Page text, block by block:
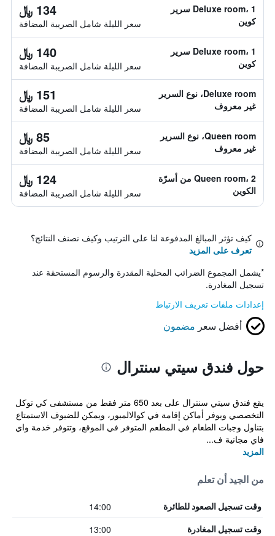
Deluxe room، 1 سرير
كوين
134 ﷼
سعر الليلة شامل الصريبة المضافة
Deluxe room، 1 سرير
كوين
140 ﷼
سعر الليلة شامل الصريبة المضافة
Deluxe room، نوع السرير
غير معروف
151 ﷼
سعر الليلة شامل الصريبة المضافة
Queen room، نوع السرير
غير معروف
85 ﷼
سعر الليلة شامل الصريبة المضافة
Queen room، 2 من أسرّة
الكوين
124 ﷼
سعر الليلة شامل الصريبة المضافة
كيف تؤثر المبالغ المدفوعة لنا على الترتيب وكيف نصنف النتائج؟
تعرف على المزيد
*يشمل المجموع الضرائب المحلية المقدرة والرسوم المستحقة عند
تسجيل المغادرة.
إعدادات ملفات تعريف الارتباط
أفضل سعر مضمون
حول فندق سيتي سنترال
يقع فندق سيتي سنترال على بعد 650 متر فقط من مستشفى كي توكل
التخصصي ويوفر أماكن إقامة في كوالالمبور، ويمكن للضيوف الاستمتاع
بتناول وجبات الطعام في المطعم المتوفر في الموقع، وتتوفر خدمة واي
فاي مجانية ف...
المزيد
من الجيد أن تعلم
وقت تسجيل الصعود للطائرة 14:00
وقت تسجيل المغادرة 13:00